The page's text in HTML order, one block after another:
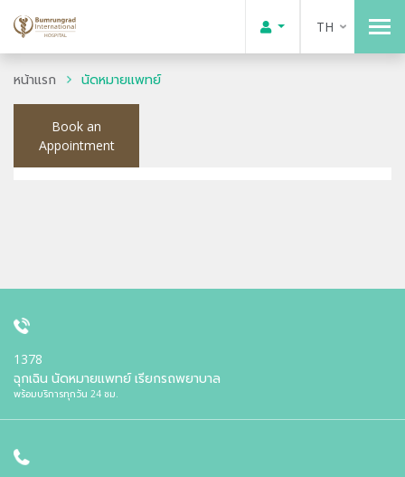
TH
หน้าแรก นัดหมายแพทย์
Book an
Appointment
1378
ฉุกเฉิน นัดหมายแพทย์ เรียกรถพยาบาล
พร้อมบริการทุกวัน 24 ชม.